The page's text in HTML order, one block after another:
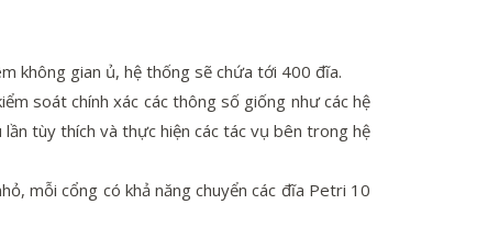
không gian ủ, hệ thống sẽ chứa tới 400 đĩa.
soát chính xác các thông số giống như các hệ
tùy thích và thực hiện các tác vụ bên trong hệ
mỗi cổng có khả năng chuyển các đĩa Petri 10